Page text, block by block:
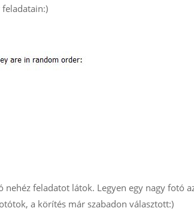
feladatot látok. Legyen egy nagy fotó
a körítés már szabadon választott:)